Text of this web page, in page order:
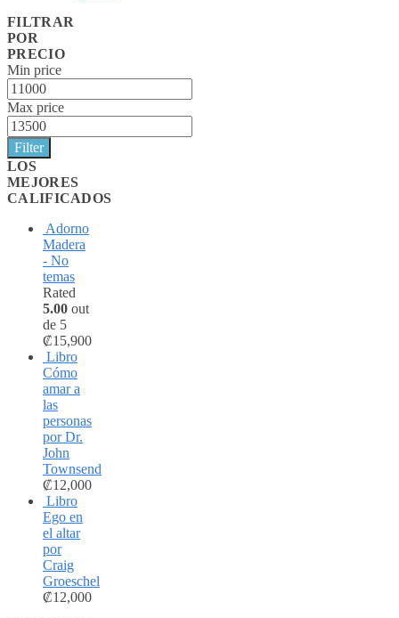
FILTRAR
POR
PRECIO
Min price
Max price
Filter
LOS
MEJORES
CALIFICADOS
Adorno
Madera
- No
temas
Rated
5.00 out
de 5
₡15,900
Libro
Cómo
amar a
las
personas
por Dr.
John
Townsend
₡12,000
Libro
Ego en
el altar
por
Craig
Groeschel
₡12,000